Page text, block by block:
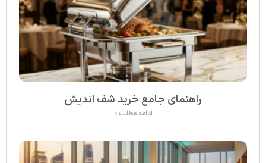
راهنمای جامع خرید شف اندیش
ادامه مطلب »